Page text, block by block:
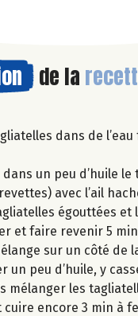
de la
dans de
un peu d’huile le
avec l’ail
égouttées et
et faire revenir 5
sur un côté de
un peu d’huile, y
mélanger les
encore 3 min à